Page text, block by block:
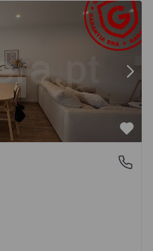
- 1575406 - 1